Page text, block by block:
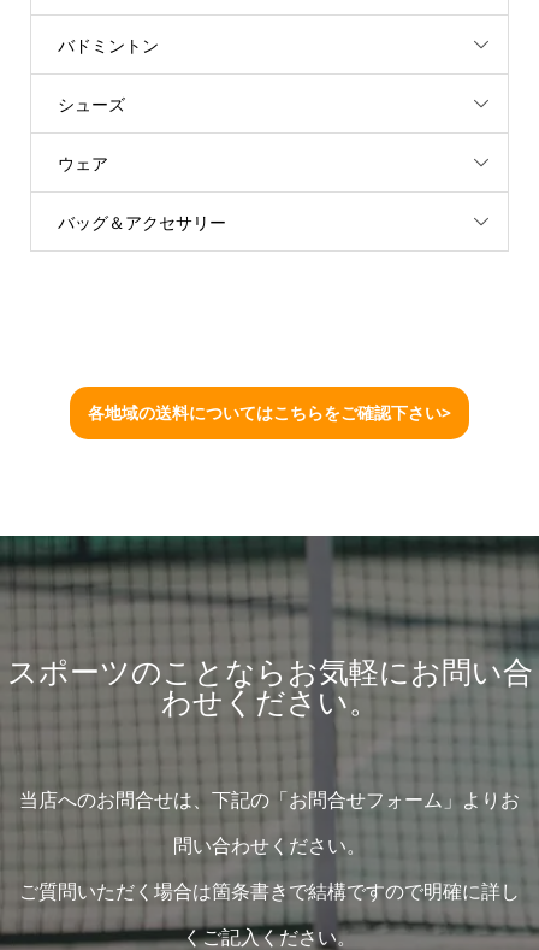
バドミントン
シューズ
ウェア
バッグ＆アクセサリー
各地域の送料についてはこちらをご確認下さい>
スポーツのことならお気軽にお問い合
わせください。
当店へのお問合せは、下記の「お問合せフォーム」よりお
問い合わせください。
ご質問いただく場合は箇条書きで結構ですので明確に詳し
くご記入ください。